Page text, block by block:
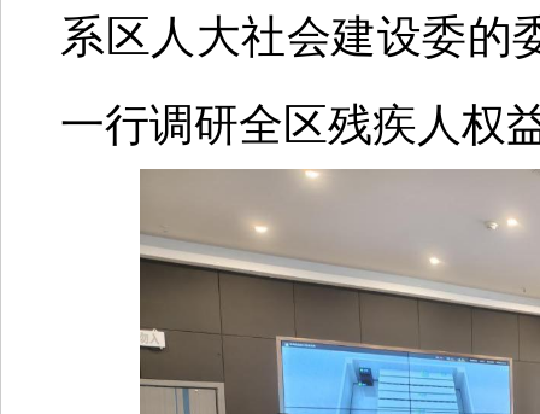
系区人大社会建设委的
一行调研全区残疾人权